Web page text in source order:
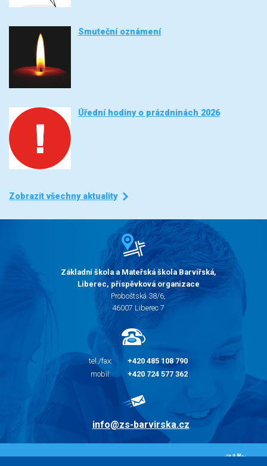
Smuteční oznámení
Úřední hodiny o prázdninách 2026
Zobrazit všechny aktuality
Základní škola a Mateřská škola Barvířská,
Liberec, příspěvková organizace
Proboštská 38/6,
46007 Liberec 7
tel./fax:
+420 485 108 790
mobil:
+420 724 577 362
info@zs-barvirska.cz